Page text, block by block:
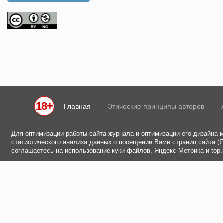
18+ Главная Этические принципы авторов
Для оптимизации работы сайта журнала и оптимизации его
статистического анализа данных о посещении Вами страниц
соглашаетесь на использование куки-файлов, Яндекс Метрика и